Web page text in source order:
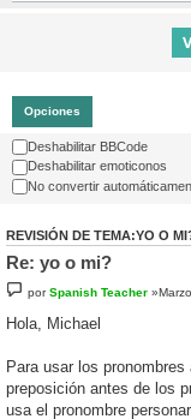
Opciones
Deshabilitar BBCode
Deshabilitar emoticonos
No convertir
REVISIÓN DE TEMA:YO O
Re: yo o mi?
porSpanish Teacher
Hola, Michael
Para usar los
preposición antes de los
usa el pronombre